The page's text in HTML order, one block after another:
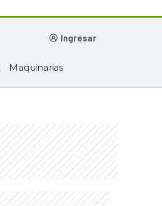
ingresar
Maquinarias